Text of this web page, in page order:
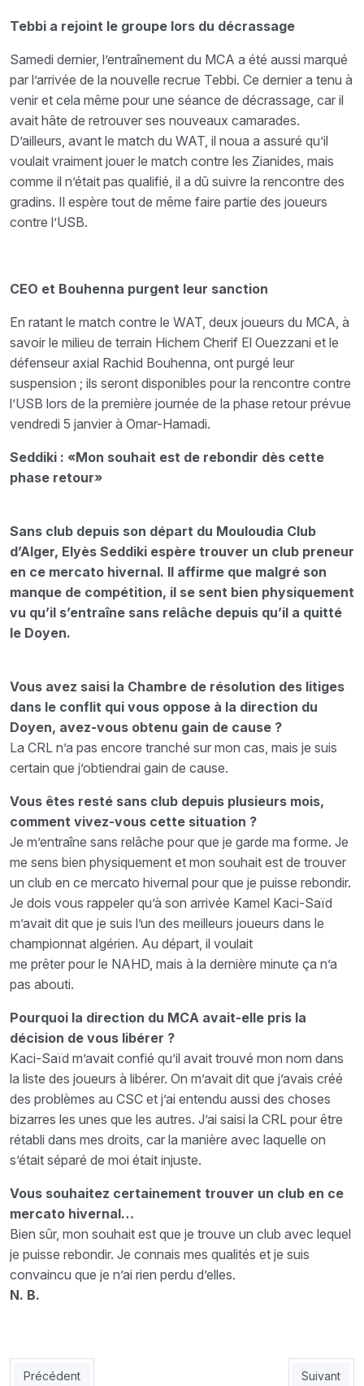
Tebbi a rejoint le groupe lors du décrassage
Samedi dernier, l’entraînement du MCA a été aussi marqué
par l’arrivée de la nouvelle recrue Tebbi. Ce dernier a tenu à
venir et cela même pour une séance de décrassage, car il
avait hâte de retrouver ses nouveaux camarades.
D’ailleurs, avant le match du WAT, il noua a assuré qu’il
voulait vraiment jouer le match contre les Zianides, mais
comme il n’était pas qualifié, il a dû suivre la rencontre des
gradins. Il espère tout de même faire partie des joueurs
contre l’USB.
CEO et Bouhenna purgent leur sanction
En ratant le match contre le WAT, deux joueurs du MCA, à
savoir le milieu de terrain Hichem Cherif El Ouezzani et le
défenseur axial Rachid Bouhenna, ont purgé leur
suspension ; ils seront disponibles pour la rencontre contre
l’USB lors de la première journée de la phase retour prévue
vendredi 5 janvier à Omar-Hamadi.
Seddiki : «Mon souhait est de rebondir dès cette
phase retour»
Sans club depuis son départ du Mouloudia Club
d’Alger, Elyès Seddiki espère trouver un club preneur
en ce mercato hivernal. Il affirme que malgré son
manque de compétition, il se sent bien physiquement
vu qu’il s’entraîne sans relâche depuis qu’il a quitté
le Doyen.
Vous avez saisi la Chambre de résolution des litiges
dans le conflit qui vous oppose à la direction du
Doyen, avez-vous obtenu gain de cause ?
La CRL n’a pas encore tranché sur mon cas, mais je suis
certain que j’obtiendrai gain de cause.
Vous êtes resté sans club depuis plusieurs mois,
comment vivez-vous cette situation ?
Je m’entraîne sans relâche pour que je garde ma forme. Je
me sens bien physiquement et mon souhait est de trouver
un club en ce mercato hivernal pour que je puisse rebondir.
Je dois vous rappeler qu’à son arrivée Kamel Kaci-Saïd
m’avait dit que je suis l’un des meilleurs joueurs dans le
championnat algérien. Au départ, il voulait
me prêter pour le NAHD, mais à la dernière minute ça n’a
pas abouti.
Pourquoi la direction du MCA avait-elle pris la
décision de vous libérer ?
Kaci-Saïd m’avait confié qu’il avait trouvé mon nom dans
la liste des joueurs à libérer. On m’avait dit que j’avais créé
des problèmes au CSC et j’ai entendu aussi des choses
bizarres les unes que les autres. J’ai saisi la CRL pour être
rétabli dans mes droits, car la manière avec laquelle on
s’était séparé de moi était injuste.
Vous souhaitez certainement trouver un club en ce
mercato hivernal…
Bien sûr, mon souhait est que je trouve un club avec lequel
je puisse rebondir. Je connais mes qualités et je suis
convaincu que je n’ai rien perdu d’elles.
N. B.
Article précédent : Aït-Djoudi, les vérités de 2018 : «On est en
Précédent Article
Suivant